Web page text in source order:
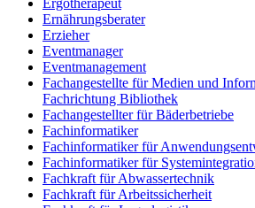
Ernährungsberater
Erzieher
Eventmanager
Eventmanagement
Fachangestellte für Medien und
Fachrichtung Bibliothek
Fachangestellter für Bäderbetriebe
Fachinformatiker
Fachinformatiker für
Fachinformatiker für
Fachkraft für Abwassertechnik
Fachkraft für Arbeitssicherheit